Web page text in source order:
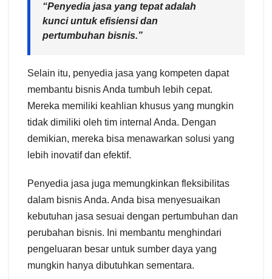
“Penyedia jasa yang tepat adalah
kunci untuk efisiensi dan
pertumbuhan bisnis.”
Selain itu, penyedia jasa yang kompeten dapat
membantu bisnis Anda tumbuh lebih cepat.
Mereka memiliki keahlian khusus yang mungkin
tidak dimiliki oleh tim internal Anda. Dengan
demikian, mereka bisa menawarkan solusi yang
lebih inovatif dan efektif.
Penyedia jasa juga memungkinkan fleksibilitas
dalam bisnis Anda. Anda bisa menyesuaikan
kebutuhan jasa sesuai dengan pertumbuhan dan
perubahan bisnis. Ini membantu menghindari
pengeluaran besar untuk sumber daya yang
mungkin hanya dibutuhkan sementara.